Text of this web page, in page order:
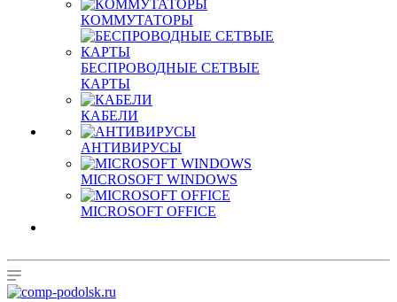
КОММУТАТОРЫ
БЕСПРОВОДНЫЕ СЕТВЫЕ
КАРТЫ
КАБЕЛИ
АНТИВИРУСЫ
MICROSOFT WINDOWS
MICROSOFT OFFICE